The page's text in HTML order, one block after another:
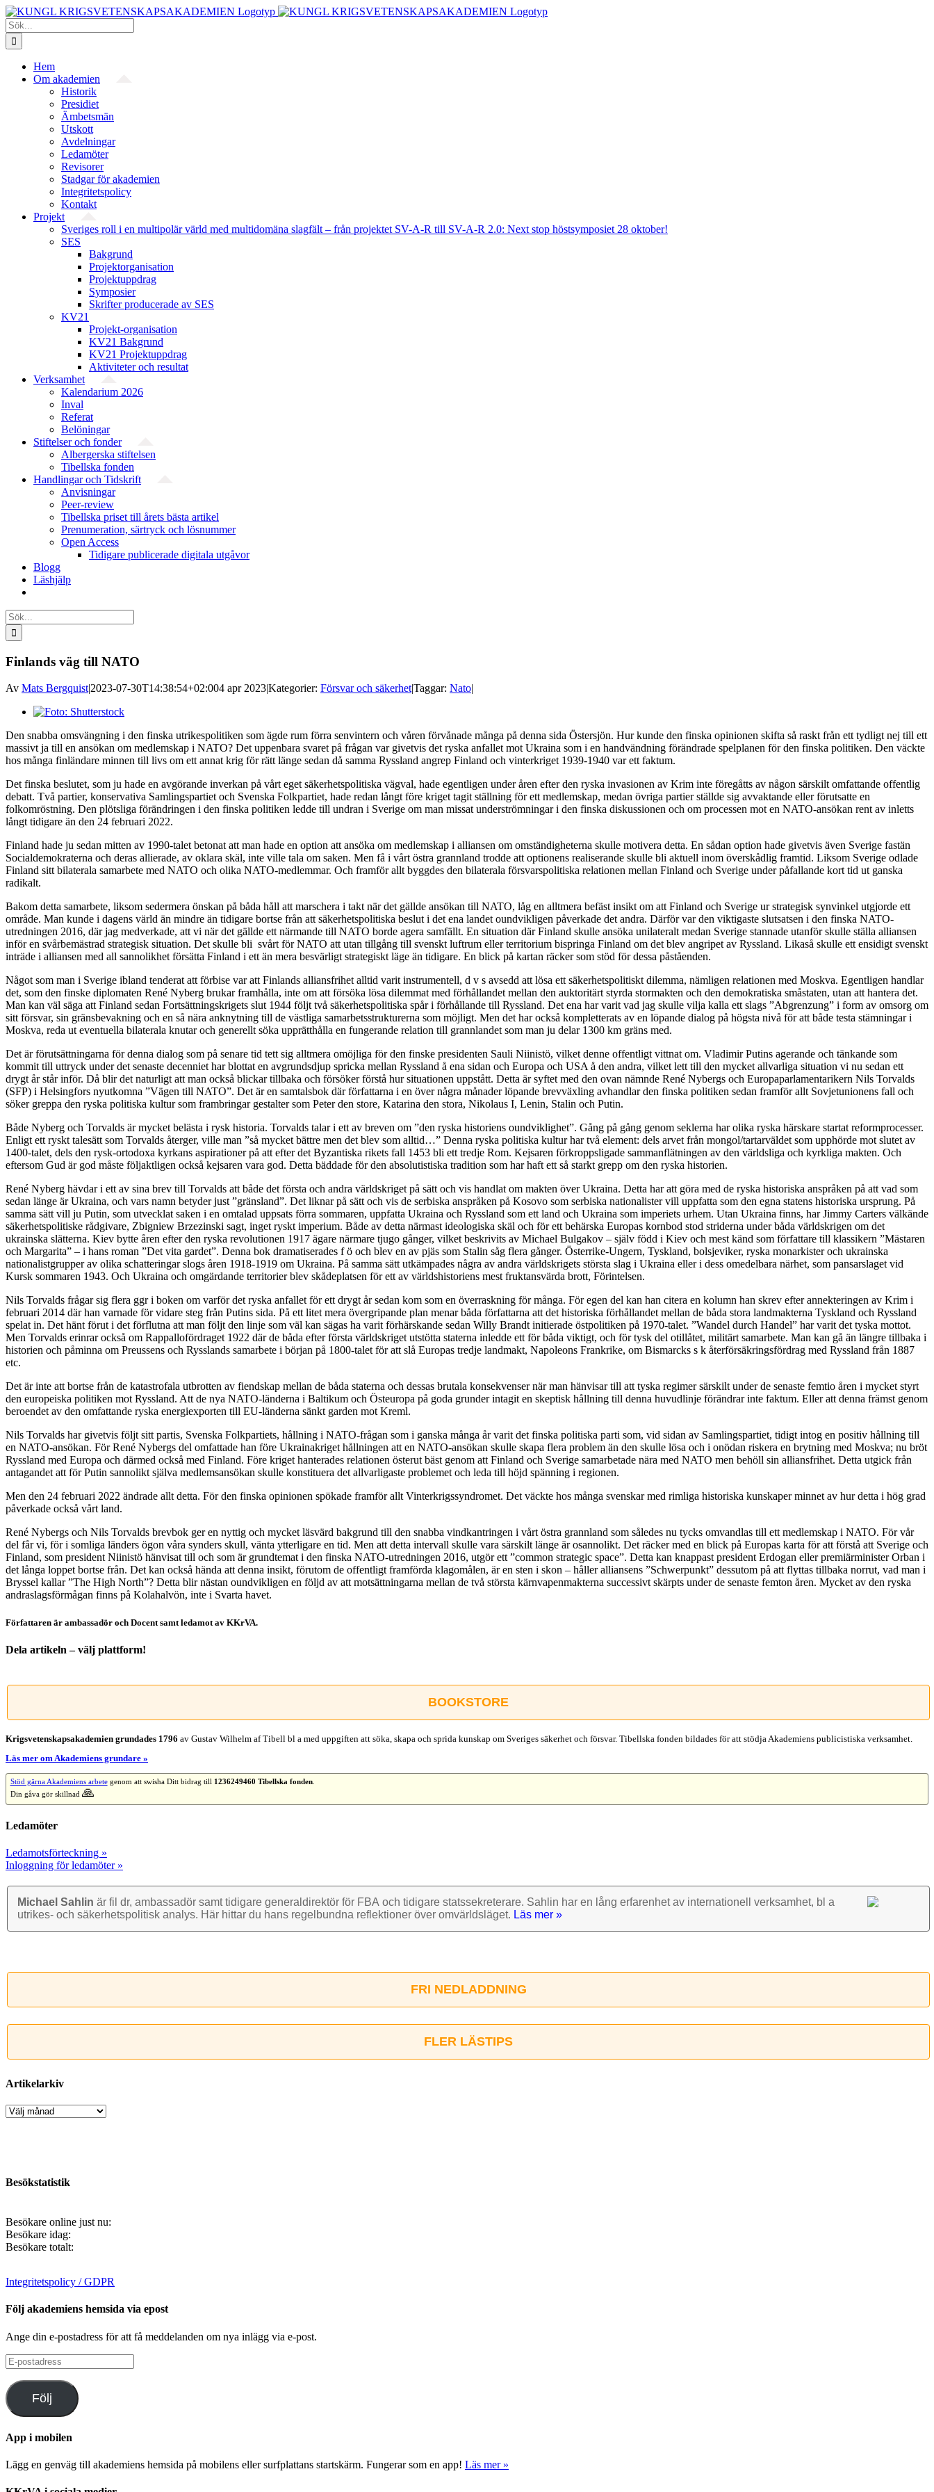
Fortsätt
till
innehållet
Sök
efter:
Hem
Om akademien
Historik
Presidiet
Ämbetsmän
Utskott
Avdelningar
Ledamöter
Revisorer
Stadgar för akademien
Integritetspolicy
Kontakt
Projekt
Sveriges roll i en multipolär värld med multidomäna slagfält – från projektet SV-A-R till SV-A-R 2.0: Next stop höstsymposiet 28 oktober!
SES
Bakgrund
Projekt­organisation
Projektuppdrag
Symposier
Skrifter producerade av SES
KV21
Projekt-organisation
KV21 Bakgrund
KV21 Projektuppdrag
Aktiviteter och resultat
Verksamhet
Kalendarium 2026
Inval
Referat
Belöningar
Stiftelser och fonder
Albergerska stiftelsen
Tibellska fonden
Handlingar och Tidskrift
Anvisningar
Peer-review
Tibellska priset till årets bästa artikel
Prenumeration, särtryck och lösnummer
Open Access
Tidigare publicerade digitala utgåvor
Blogg
Läshjälp
Sök
efter:
Finlands väg till NATO
Av Mats Bergquist|2023-07-30T14:38:54+02:004 apr 2023|Kategorier: Försvar och säkerhet|Taggar: Nato|
Visa
bild
Den snabba omsvängning i den finska utrikespolitiken som ägde rum förra senvintern och våren förvånade många på denna sida Östersjön. Hur kunde den finska opinionen skifta så raskt från ett tydligt nej till ett
massivt ja till en ansökan om medlemskap i NATO? Det uppenbara svaret på frågan var givetvis det ryska anfallet mot Ukraina som i en handvändning förändrade spelplanen för den finska politiken. Den väckte
hos många finländare minnen till livs om ett annat krig för rätt länge sedan då samma Ryssland angrep Finland och vinterkriget 1939-1940 var ett faktum.
Det finska beslutet, som ju hade en avgörande inverkan på vårt eget säkerhetspolitiska vägval, hade egentligen under åren efter den ryska invasionen av Krim inte föregåtts av någon särskilt omfattande offentlig
debatt. Två partier, konservativa Samlingspartiet och Svenska Folkpartiet, hade redan långt före kriget tagit ställning för ett medlemskap, medan övriga partier ställde sig avvaktande eller förutsatte en
folkomröstning. Den plötsliga förändringen i den finska politiken ledde till undran i Sverige om man missat underströmningar i den finska diskussionen och om processen mot en NATO-ansökan rent av inletts
långt tidigare än den 24 februari 2022.
Finland hade ju sedan mitten av 1990-talet betonat att man hade en option att ansöka om medlemskap i alliansen om omständigheterna skulle motivera detta. En sådan option hade givetvis även Sverige fastän
Socialdemokraterna och deras allierade, av oklara skäl, inte ville tala om saken. Men få i vårt östra grannland trodde att optionens realiserande skulle bli aktuell inom överskådlig framtid. Liksom Sverige odlade
Finland sitt bilaterala samarbete med NATO och olika NATO-medlemmar. Och framför allt byggdes den bilaterala försvarspolitiska relationen mellan Finland och Sverige under påfallande kort tid ut ganska
radikalt.
Bakom detta samarbete, liksom sedermera önskan på båda håll att marschera i takt när det gällde ansökan till NATO, låg en alltmera befäst insikt om att Finland och Sverige ur strategisk synvinkel utgjorde ett
område. Man kunde i dagens värld än mindre än tidigare bortse från att säkerhetspolitiska beslut i det ena landet oundvikligen påverkade det andra. Därför var den viktigaste slutsatsen i den finska NATO-
utredningen 2016, där jag medverkade, att vi när det gällde ett närmande till NATO borde agera samfällt. En situation där Finland skulle ansöka unilateralt medan Sverige stannade utanför skulle ställa alliansen
inför en svårbemästrad strategisk situation. Det skulle bli svårt för NATO att utan tillgång till svenskt luftrum eller territorium bispringa Finland om det blev angripet av Ryssland. Likaså skulle ett ensidigt svenskt
inträde i alliansen med all sannolikhet försätta Finland i ett än mera besvärligt strategiskt läge än tidigare. En blick på kartan räcker som stöd för dessa påståenden.
Något som man i Sverige ibland tenderat att förbise var att Finlands alliansfrihet alltid varit instrumentell, d v s avsedd att lösa ett säkerhetspolitiskt dilemma, nämligen relationen med Moskva. Egentligen handlar
det, som den finske diplomaten René Nyberg brukar framhålla, inte om att försöka lösa dilemmat med förhållandet mellan den auktoritärt styrda stormakten och den demokratiska småstaten, utan att hantera det.
Man kan väl säga att Finland sedan Fortsättningskrigets slut 1944 följt två säkerhetspolitiska spår i förhållande till Ryssland. Det ena har varit vad jag skulle vilja kalla ett slags ”Abgrenzung” i form av omsorg om
sitt försvar, sin gränsbevakning och en så nära anknytning till de västliga samarbetsstrukturerna som möjligt. Men det har också kompletterats av en löpande dialog på högsta nivå för att både testa stämningar i
Moskva, reda ut eventuella bilaterala knutar och generellt söka upprätthålla en fungerande relation till grannlandet som man ju delar 1300 km gräns med.
Det är förutsättningarna för denna dialog som på senare tid tett sig alltmera omöjliga för den finske presidenten Sauli Niinistö, vilket denne offentligt vittnat om. Vladimir Putins agerande och tänkande som
kommit till uttryck under det senaste decenniet har blottat en avgrundsdjup spricka mellan Ryssland å ena sidan och Europa och USA å den andra, vilket lett till den mycket allvarliga situation vi nu sedan ett
drygt år står inför. Då blir det naturligt att man också blickar tillbaka och försöker förstå hur situationen uppstått. Detta är syftet med den ovan nämnde René Nybergs och Europaparlamentarikern Nils Torvalds
(SFP) i Helsingfors nyutkomna ”Vägen till NATO”. Det är en samtalsbok där författarna i en över några månader löpande brevväxling avhandlar den finska politiken sedan framför allt Sovjetunionens fall och
söker greppa den ryska politiska kultur som frambringar gestalter som Peter den store, Katarina den stora, Nikolaus I, Lenin, Stalin och Putin.
Både Nyberg och Torvalds är mycket belästa i rysk historia. Torvalds talar i ett av breven om ”den ryska historiens oundviklighet”. Gång på gång genom seklerna har olika ryska härskare startat reformprocesser.
Enligt ett ryskt talesätt som Torvalds återger, ville man ”så mycket bättre men det blev som alltid…” Denna ryska politiska kultur har två element: dels arvet från mongol/tartarväldet som upphörde mot slutet av
1400-talet, dels den rysk-ortodoxa kyrkans aspirationer på att efter det Byzantiska rikets fall 1453 bli ett tredje Rom. Kejsaren förkroppsligade sammanflätningen av den världsliga och kyrkliga makten. Och
eftersom Gud är god måste följaktligen också kejsaren vara god. Detta bäddade för den absolutistiska tradition som har haft ett så starkt grepp om den ryska historien.
René Nyberg hävdar i ett av sina brev till Torvalds att både det första och andra världskriget på sätt och vis handlat om makten över Ukraina. Detta har att göra med de ryska historiska anspråken på att vad som
sedan länge är Ukraina, och vars namn betyder just ”gränsland”. Det liknar på sätt och vis de serbiska anspråken på Kosovo som serbiska nationalister vill uppfatta som den egna statens historiska ursprung. På
samma sätt vill ju Putin, som utvecklat saken i en omtalad uppsats förra sommaren, uppfatta Ukraina och Ryssland som ett land och Ukraina som imperiets urhem. Utan Ukraina finns, har Jimmy Carters välkände
säkerhetspolitiske rådgivare, Zbigniew Brzezinski sagt, inget ryskt imperium. Både av detta närmast ideologiska skäl och för ett behärska Europas kornbod stod striderna under båda världskrigen om det
ukrainska slätterna. Kiev bytte åren efter den ryska revolutionen 1917 ägare närmare tjugo gånger, vilket beskrivits av Michael Bulgakov – själv född i Kiev och mest känd som författare till klassikern ”Mästaren
och Margarita” – i hans roman ”Det vita gardet”. Denna bok dramatiserades f ö och blev en av pjäs som Stalin såg flera gånger. Österrike-Ungern, Tyskland, bolsjeviker, ryska monarkister och ukrainska
nationalistgrupper av olika schatteringar slogs åren 1918-1919 om Ukraina. På samma sätt utkämpades några av andra världskrigets största slag i Ukraina eller i dess omedelbara närhet, som pansarslaget vid
Kursk sommaren 1943. Och Ukraina och omgärdande territorier blev skådeplatsen för ett av världshistoriens mest fruktansvärda brott, Förintelsen.
Nils Torvalds frågar sig flera ggr i boken om varför det ryska anfallet för ett drygt år sedan kom som en överraskning för många. För egen del kan han citera en kolumn han skrev efter annekteringen av Krim i
februari 2014 där han varnade för vidare steg från Putins sida. På ett litet mera övergripande plan menar båda författarna att det historiska förhållandet mellan de båda stora landmakterna Tyskland och Ryssland
spelat in. Det hänt förut i det förflutna att man följt den linje som väl kan sägas ha varit förhärskande sedan Willy Brandt initierade östpolitiken på 1970-talet. ”Wandel durch Handel” har varit det tyska mottot.
Men Torvalds erinrar också om Rappallofördraget 1922 där de båda efter första världskriget utstötta staterna inledde ett för båda viktigt, och för tysk del otillåtet, militärt samarbete. Man kan gå än längre tillbaka i
historien och påminna om Preussens och Rysslands samarbete i början på 1800-talet för att slå Europas tredje landmakt, Napoleons Frankrike, om Bismarcks s k återförsäkringsfördrag med Ryssland från 1887
etc.
Det är inte att bortse från de katastrofala utbrotten av fiendskap mellan de båda staterna och dessas brutala konsekvenser när man hänvisar till att tyska regimer särskilt under de senaste femtio åren i mycket styrt
den europeiska politiken mot Ryssland. Att de nya NATO-länderna i Baltikum och Östeuropa på goda grunder intagit en skeptisk hållning till denna huvudlinje förändrar inte faktum. Eller att denna främst genom
beroendet av den omfattande ryska energiexporten till EU-länderna sänkt garden mot Kreml.
Nils Torvalds har givetvis följt sitt partis, Svenska Folkpartiets, hållning i NATO-frågan som i ganska många år varit det finska politiska parti som, vid sidan av Samlingspartiet, tidigt intog en positiv hållning till
en NATO-ansökan. För René Nybergs del omfattade han före Ukrainakriget hållningen att en NATO-ansökan skulle skapa flera problem än den skulle lösa och i onödan riskera en brytning med Moskva; nu bröt
Ryssland med Europa och därmed också med Finland. Före kriget hanterades relationen österut bäst genom att Finland och Sverige samarbetade nära med NATO men behöll sin alliansfrihet. Detta utgick från
antagandet att för Putin sannolikt själva medlemsansökan skulle konstituera det allvarligaste problemet och leda till höjd spänning i regionen.
Men den 24 februari 2022 ändrade allt detta. För den finska opinionen spökade framför allt Vinterkrigssyndromet. Det väckte hos många svenskar med rimliga historiska kunskaper minnet av hur detta i hög grad
påverkade också vårt land.
René Nybergs och Nils Torvalds brevbok ger en nyttig och mycket läsvärd bakgrund till den snabba vindkantringen i vårt östra grannland som således nu tycks omvandlas till ett medlemskap i NATO. För vår
del får vi, för i somliga länders ögon våra synders skull, vänta ytterligare en tid. Men att detta intervall skulle vara särskilt länge är osannolikt. Det räcker med en blick på Europas karta för att förstå att Sverige och
Finland, som president Niinistö hänvisat till och som är grundtemat i den finska NATO-utredningen 2016, utgör ett ”common strategic space”. Detta kan knappast president Erdogan eller premiärminister Orban i
det långa loppet bortse från. Det kan också hända att denna insikt, förutom de offentligt framförda klagomålen, är en sten i skon – håller alliansens ”Schwerpunkt” dessutom på att flyttas tillbaka norrut, vad man i
Bryssel kallar ”The High North”? Detta blir nästan oundvikligen en följd av att motsättningarna mellan de två största kärnvapenmakterna successivt skärpts under de senaste femton åren. Mycket av den ryska
andraslagsförmågan finns på Kolahalvön, inte i Svarta havet.
Författaren är ambassadör och Docent samt ledamot av KKrVA.
Dela artikeln – välj plattform!
post
BOOKSTORE
Krigsvetenskap­sakademien grundades 1796 av Gustav Wilhelm af Tibell bl a med uppgiften att söka, skapa och sprida kunskap om Sveriges säkerhet och försvar. Tibellska fonden bildades för att stödja Akademiens publicistiska verksamhet.
Läs mer om Akademiens grundare »
Stöd gärna Akademiens arbetegenom att swisha Ditt bidrag till 1236249460 Tibellska fonden.
Din gåva gör skillnad 🙏
Ledamöter
Ledamotsförteckning »
Inloggning för ledamöter »
Michael Sahlin är fil dr, ambassadör samt tidigare general­direktör för FBA och tidigare stats­sekre­terare. Sahlin har en lång erfarenhet av inter­nationell verk­samhet, bl a
utrikes- och säkerhets­politisk analys. Här hittar du hans regel­bundna reflek­tioner över omvärlds­läget. Läs mer »
FRI NEDLADDNING
FLER LÄSTIPS
Artikelarkiv
Artikelarkiv
Besökstatistik
Besökare online just nu:
Besökare idag:
Besökare totalt:
Integritetspolicy / GDPR
Följ akademiens hemsida via epost
Ange din e-postadress för att få meddelanden om nya inlägg via e-post.
E-
postadress
Följ
App i mobilen
Lägg en genväg till akademiens hemsida på mobilens eller surfplattans startskärm. Fungerar som en app! Läs mer »